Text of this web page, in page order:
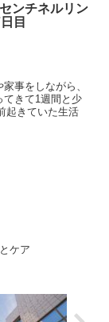
ンチネルリン
目
事をしながら、
てきて1週間と少
起きていた生活
ケア